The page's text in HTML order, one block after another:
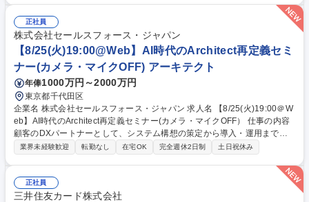
ト・品質保証に向けて、最新の技術を取り入れることに積極的にチャレン
ジする人を期待します。 ※富士フイルムが製品全体の品質保証を担ってい
るのに対し、弊社ではソフトウェア部分の品質保証の責任を担っていま
す。 募集職種 【自社開発ソフトウェアの検証保証リーダー】富士フイル
ムG/在宅・リモート可
正社員
株式会社セールスフォース・ジャパン
【8/25(火)19:00@Web】AI時代のArchitect再定義セミ
ナー(カメラ・マイクOFF) アーキテクト
年俸1000万円～2000万円
東京都千代田区
企業名 株式会社セールスフォース・ジャパン 求人名 【8/25(火)19:00＠W
eb】AI時代のArchitect再定義セミナー(カメラ・マイクOFF） 仕事の内容
顧客のDXパートナーとして、システム構想の策定から導入・運用までを
一気通貫でリードし、Salesforceを活用したビジネス変革を支援するArchi
は、Professional Servicesのリーダーが登壇し、「AI時代のアーキテクト
再定義」をテーマに、AIとともにどのようにお客様へ価値を提供し、ビジ
ネスの成功へ導いているのかをお伝えします。また、仕事内容やキャリア
業界未経験歓迎 転勤なし 在宅OK 完全週休2日制 土日祝休み
正社員
三井住友カード株式会社